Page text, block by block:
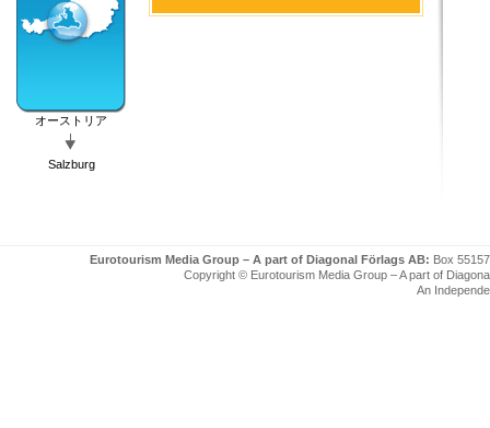
オーストリア
Salzburg
Eurotourism Media Group – A part of Diagonal Förlags AB: Box
Copyright © Eurotourism Media Group – A part of
An